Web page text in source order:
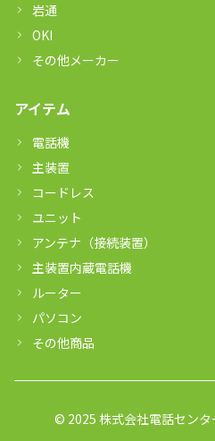
岩通
OKI
その他メーカー
アイテム
電話機
主装置
コードレス
ユニット
アンテナ（接続装置）
主装置内蔵電話機
ルーター
パソコン
その他商品
© 2025 株式会社電話セン